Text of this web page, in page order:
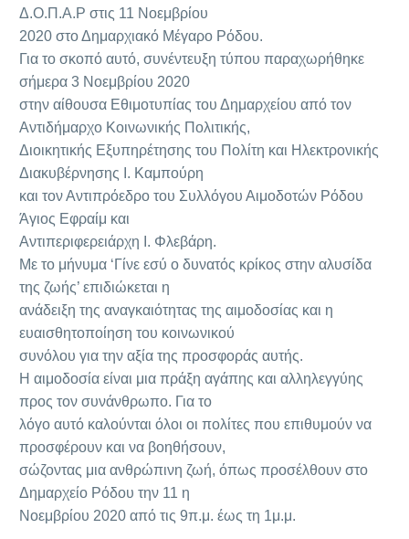
Δ.Ο.Π.Α.Ρ στις 11 Νοεμβρίου
2020 στο Δημαρχιακό Μέγαρο Ρόδου.
Για το σκοπό αυτό, συνέντευξη τύπου παραχωρήθηκε
σήμερα 3 Νοεμβρίου 2020
στην αίθουσα Εθιμοτυπίας του Δημαρχείου από τον
Αντιδήμαρχο Κοινωνικής Πολιτικής,
Διοικητικής Εξυπηρέτησης του Πολίτη και Ηλεκτρονικής
Διακυβέρνησης Ι. Καμπούρη
και τον Αντιπρόεδρο του Συλλόγου Αιμοδοτών Ρόδου
Άγιος Εφραίμ και
Αντιπεριφερειάρχη Ι. Φλεβάρη.
Με το μήνυμα ‘Γίνε εσύ ο δυνατός κρίκος στην αλυσίδα
της ζωής’ επιδιώκεται η
ανάδειξη της αναγκαιότητας της αιμοδοσίας και η
ευαισθητοποίηση του κοινωνικού
συνόλου για την αξία της προσφοράς αυτής.
Η αιμοδοσία είναι μια πράξη αγάπης και αλληλεγγύης
προς τον συνάνθρωπο. Για το
λόγο αυτό καλούνται όλοι οι πολίτες που επιθυμούν να
προσφέρουν και να βοηθήσουν,
σώζοντας μια ανθρώπινη ζωή, όπως προσέλθουν στο
Δημαρχείο Ρόδου την 11 η
Νοεμβρίου 2020 από τις 9π.μ. έως τη 1μ.μ.